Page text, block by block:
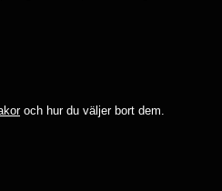
och hur du väljer bort dem.